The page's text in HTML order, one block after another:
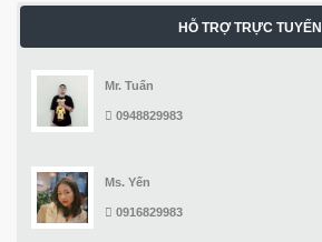
HỖ TRỢ TRỰC TUYẾN
Mr. Tuấn
0948829983
Ms. Yến
0916829983